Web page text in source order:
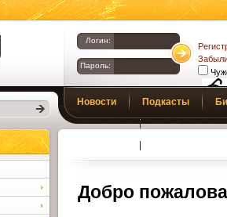
Логин:
Пароль:
Новости Подкасты
Добро